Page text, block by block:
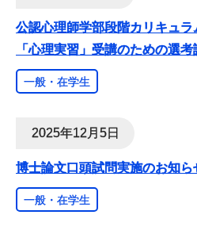
公認心理師学部段階カリキュラ
「心理実習」受講のための選
一般・在学生
2025年12月5日
博士論文口頭試問実施のお知ら
一般・在学生